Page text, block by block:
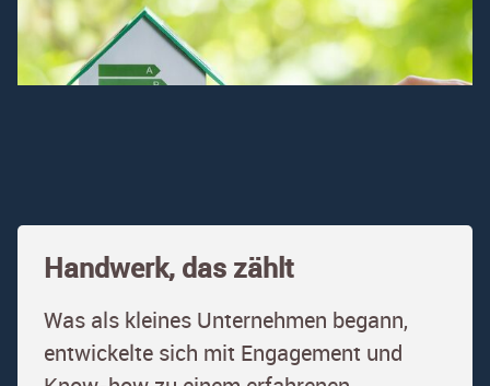
Handwerk, das zählt
Was als kleines Unternehmen begann,
entwickelte sich mit Engagement und